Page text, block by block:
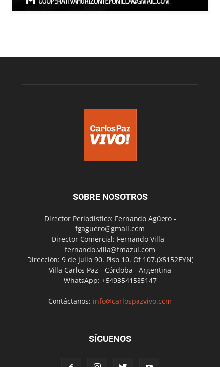
SOBRE NOSOTROS
Director Periodístico: Fernando Agüero -
fgaguero@gmail.com
Director Comercial: Fernando Villa -
fernando.villa@fmazul.com
Dirección: 9 de Julio 90. Piso 10. Of 107.(X5152EYN)
Villa Carlos Paz - Córdoba - Argentina
WhatsApp: +5493541585147
Contáctanos: info@carlospazvivo.com
SÍGUENOS